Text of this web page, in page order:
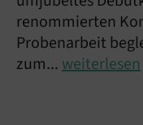
renommierten
Probenarbeit
zum...weiterlesen